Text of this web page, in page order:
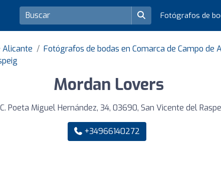
Fotógrafos de
Alicante
Fotógrafos de bodas en Comarca de Campo de
Mordan Lovers
C. Poeta Miguel Hernández, 34, 03690, San Vicente del
+34966140272